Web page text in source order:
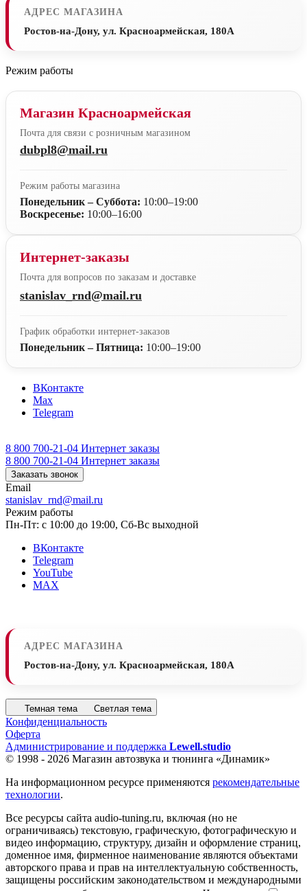
АДРЕС МАГАЗИНА
Ростов-на-Дону, ул. Красноармейская, 180А
Режим работы
Магазин Красноармейская
Почта для связи с розничным магазином
dubpl8@mail.ru
Режим работы магазина
Понедельник – Суббота: 10:00–19:00
Воскресенье: 10:00–16:00
Интернет-заказы
Почта для вопросов по заказам и доставке
stanislav_rnd@mail.ru
График обработки интернет-заказов
Понедельник – Пятница: 10:00–19:00
ВКонтакте
Max
Telegram
8 800 700-21-04 Интернет заказы
8 800 700-21-04 Интернет заказы
Заказать звонок
Email
stanislav_rnd@mail.ru
Режим работы
Пн-Пт: с 10:00 до 19:00, Сб-Вс выходной
ВКонтакте
Telegram
YouTube
MAX
АДРЕС МАГАЗИНА
Ростов-на-Дону, ул. Красноармейская, 180А
Темная тема Светлая тема
Конфиденциальность
Оферта
Администрирование и поддержка Lewell.studio
© 1998 - 2026 Магазин автозвука и тюнинга «Динамик»
На информационном ресурсе применяются рекомендательные
технологии.
Все ресурсы сайта audio-tuning.ru, включая (но не
ограничиваясь) текстовую, графическую, фотографическую и
видео информацию, структуру, дизайн и оформление страниц,
доменное имя, фирменное наименование являются объектами
авторского права и прав на интеллектуальную собственность,
защищены российским законодательством и международными